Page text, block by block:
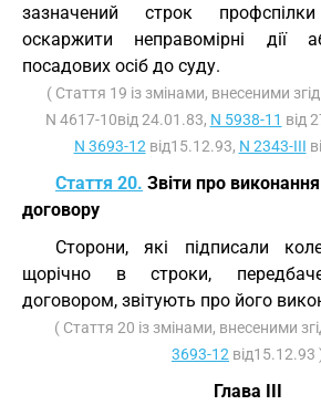
зазначений строк
оскаржити неправомірні дії
посадових осіб до суду.
( Стаття 19 із змінами, внесеними
N 4617-10від 24.01.83, N 5938-11 від
N 3693-12 від15.12.93, N 2343-III
Стаття 20. Звіти про
договору
Сторони, які підписали
щорічно в строки,
договором, звітують про його
( Стаття 20 із змінами, внесеними
3693-12 від15.12.93
Глава III